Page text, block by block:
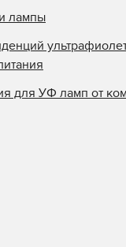
лампы
для УФ ламп от